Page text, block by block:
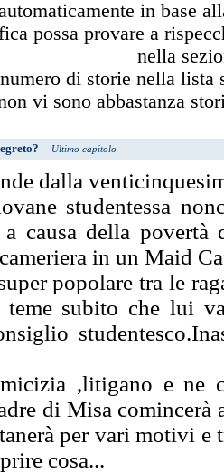
in base
possa provare a
nella
di storie nella
vi sono abbastanza
- Ultimo capitolo
dalla
studentessa
a causa della
in un Maid
popolare tra le
subito che lui
,litigano e ne
di Misa
per vari motivi e
cosa...